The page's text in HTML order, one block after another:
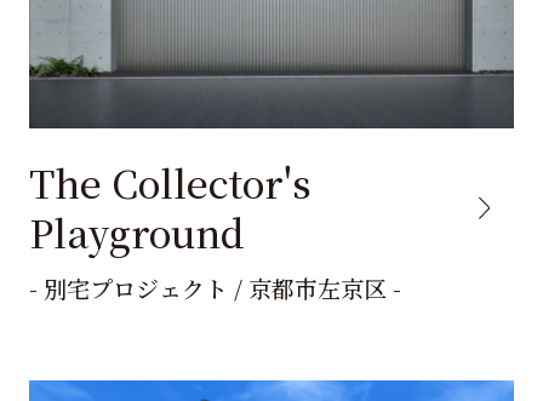
The Collector's
Playground
- 別宅プロジェクト / 京都市左京区 -